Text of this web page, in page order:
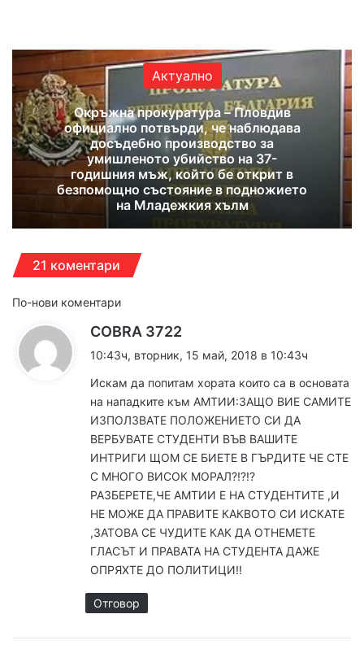
te bo
ok
ub ra
m
Актуално
Окръжна прокуратура – Пловдив
официално потвърди, че наблюдава
досъдебно производство за
умишленото убийство на 37-
годишния мъж, който бе открит в
безпомощно състояние в подножието
на Младежкия хълм
21 коментари
Н
а
в
к
По-нови коментари
COBRA 3722
а
а
:
10:43ч, вторник, 15 май, 2018 в 10:43ч
Искам да попитам хората които са в основата
на нападките към АМТИИ:ЗАЩО ВИЕ САМИТЕ
ИЗПОЛЗВАТЕ ПОЛОЖЕНИЕТО СИ ДА
ВЕРБУВАТЕ СТУДЕНТИ ВЪВ ВАШИТЕ
ИНТРИГИ ЩОМ СЕ БИЕТЕ В ГЪРДИТЕ ЧЕ СТЕ
С МНОГО ВИСОК МОРАЛ?!?!?
РАЗБЕРЕТЕ,ЧЕ АМТИИ Е НА СТУДЕНТИТЕ ,И
НЕ МОЖЕ ДА ПРАВИТЕ КАКВОТО СИ ИСКАТЕ
,ЗАТОВА СЕ ЧУДИТЕ КАК ДА ОТНЕМЕТЕ
ГЛАСЪТ И ПРАВАТА НА СТУДЕНТА ДАЖЕ
ОПРЯХТЕ ДО ПОЛИТИЦИ!!
Отговор